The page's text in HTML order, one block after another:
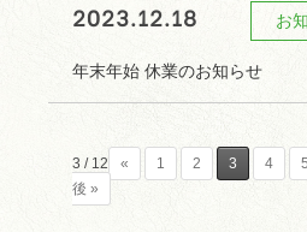
2023.12.18 お
年末年始 休業のお知らせ
3 / 12 « 1 2 3 4 5
後 »